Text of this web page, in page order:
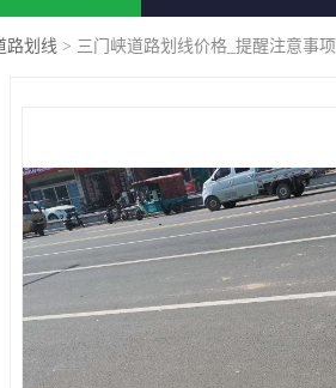
路划线 > 三门峡道路划线价格_提醒注意事项